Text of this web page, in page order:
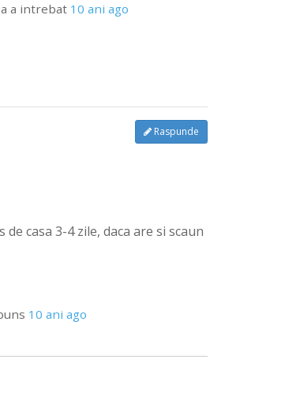
a intrebat 10 ani ago
Raspunde
casa 3-4 zile, daca are si scaun
10 ani ago